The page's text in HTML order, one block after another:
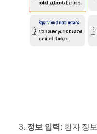
정보 입력: 환자 정